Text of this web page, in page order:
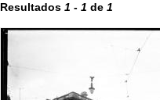
Resultados 1 - 1 de 1